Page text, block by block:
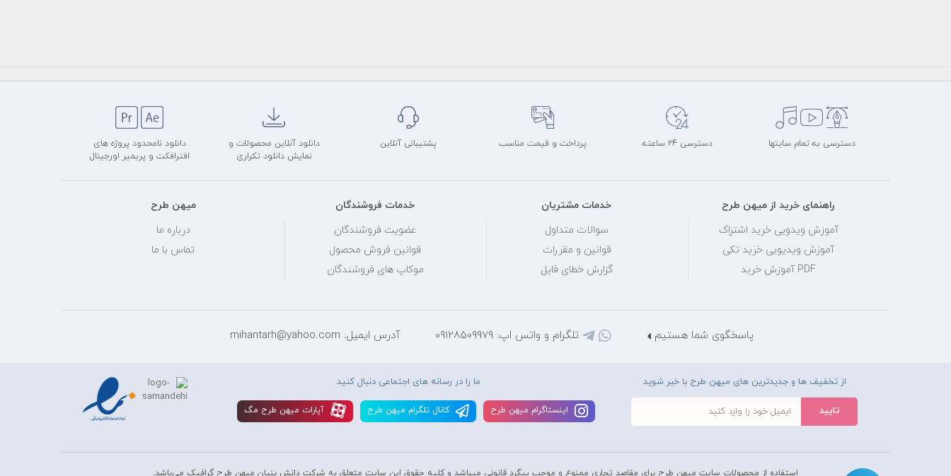
دسترسی به تمام سایتها دسترسی 24 ساعته پرداخت و قیمت مناسب پشتیبانی آنلاین
دانلود آنلاین محصولات و
نمایش دانلود تکراری
دانلود نامحدود پروژه های
افترافکت و پریمیر اورجینال
راهنمای خرید از میهن طرح
آموزش ویدویی خرید اشتراک
آموزش ویدیویی خرید تکی
PDF آموزش خرید
خدمات مشتریان
سوالات متداول
قوانین و مقررات
گزارش خطای فایل
خدمات فروشندگان
عضویت فروشندگان
قوانین فروش محصول
موکاپ های فروشندگان
میهن طرح
درباره ما
تماس با ما
پاسخگوی شما هستیم تلگرام و واتس اپ: 09128509979 آدرس ایمیل: mihantarh@yahoo.com
از تخفیف ها و جدیدترین های میهن طرح با خبر شوید ما را در رسانه های اجتماعی دنبال کنید
اينستاگرام ميهن طرح کانال تلگرام ميهن طرح آپارات ميهن طرح مگ
استفاده از محصولات سايت میهن طرح برای مقاصد تجاری ممنوع و موجب پیگرد قانونی میباشد و کليه حقوق اين سايت متعلق به شرکت دانش بنیان میهن طرح گرافیک می‌باشد.